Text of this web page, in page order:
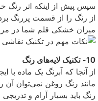
سپس پیش از اینکه اثر رنگ
از رنگ را از قسمت پررنگ
میزان خشکی قلم شما در
10- تکنیک لایه‌های رنگ
از آنجا که آبرنگ یک ماده با
مانند رنگ روغن نمی‌توان آن
رنگ باید بسیار آرام و